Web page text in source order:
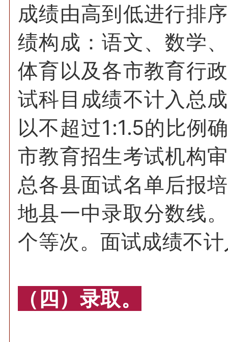
成绩由高到低进行排
绩构成：语文、数学
体育以及各市教育行
试科目成绩不计入总
以不超过1:1.5的比例
市教育招生考试机构
总各县面试名单后报
地县一中录取分数线
个等次。面试成绩不
（四）录取。